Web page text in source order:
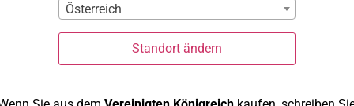
Österreich
Standort ändern